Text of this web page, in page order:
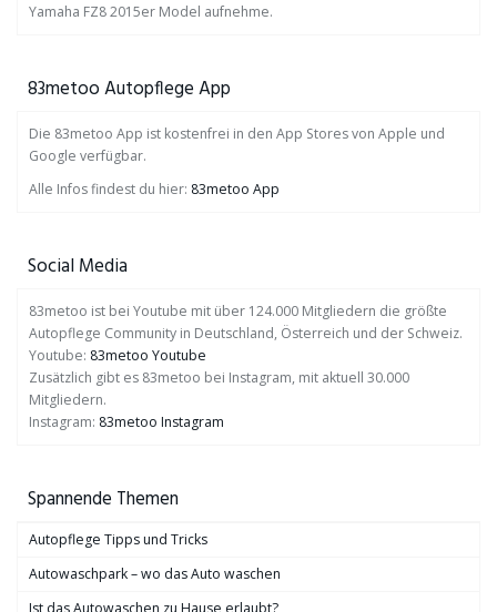
Yamaha FZ8 2015er Model aufnehme.
83metoo Autopflege App
Die 83metoo App ist kostenfrei in den App Stores von Apple und
Google verfügbar.
Alle Infos findest du hier: 83metoo App
Social Media
83metoo ist bei Youtube mit über 124.000 Mitgliedern die größte
Autopflege Community in Deutschland, Österreich und der Schweiz.
Youtube: 83metoo Youtube
Zusätzlich gibt es 83metoo bei Instagram, mit aktuell 30.000
Mitgliedern.
Instagram: 83metoo Instagram
Spannende Themen
Autopflege Tipps und Tricks
Autowaschpark – wo das Auto waschen
Ist das Autowaschen zu Hause erlaubt?